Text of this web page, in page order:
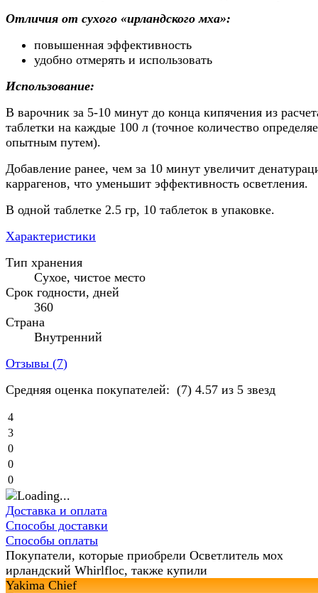
Отличия от сухого «ирландского мха»:
повышенная эффективность
удобно отмерять и использовать
Использование:
В варочник за 5-10 минут до конца кипячения из
таблетки на каждые 100 л (точное количество
опытным путем).
Добавление ранее, чем за 10 минут увеличит
каррагенов, что уменьшит эффективность осветления.
В одной таблетке 2.5 гр, 10 таблеток в упаковке.
Характеристики
Тип хранения
Сухое, чистое место
Срок годности, дней
360
Страна
Внутренний
Отзывы (7)
Средняя оценка покупателей: (7) 4.57 из 5 звезд
4
3
0
0
0
Доставка и оплата
Способы доставки
Способы оплаты
Покупатели, которые приобрели Осветлитель мох
ирландский Whirlfloc, также купили
Yakima Chief